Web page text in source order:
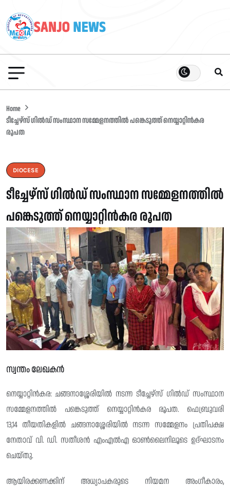
Home
ടീച്ചേഴ്സ് ഗിൽഡ് സംസ്ഥാന സമ്മേളനത്തിൽ പങ്കെടുത്ത് നെയ്യാറ്റിൻകര
രൂപത
DIOCESE
ടീച്ചേഴ്സ് ഗിൽഡ് സംസ്ഥാന സമ്മേളനത്തിൽ
പങ്കെടുത്ത് നെയ്യാറ്റിൻകര രൂപത
സ്വന്തം ലേഖകൻ
നെയ്യാറ്റിൻകര: ചങ്ങനാശ്ശേരിയിൽ നടന്ന ടീച്ചേഴ്സ് ഗിൽഡ് സംസ്ഥാന
സമ്മേളനത്തിൽ പങ്കെടുത്ത് നെയ്യാറ്റിൻകര രൂപത. ഫെബ്രുവരി
13,14 തീയതികളിൽ ചങ്ങനാശ്ശേരിയിൽ നടന്ന സമ്മേളനം പ്രതിപക്ഷ
നേതാവ് വി. ഡി. സതീശൻ എംഎൽഎ ഓൺലൈനിലൂടെ ഉദ്ഘാടനം
ചെയ്തു.
ആയിരക്കണക്കിന് അധ്യാപകരുടെ നിയമന അംഗീകാരം,